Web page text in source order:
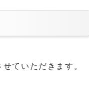
ていただきます。